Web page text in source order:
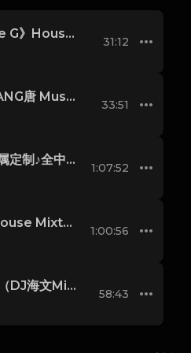
017 - SSS级 慢摇《Barbie G》House Lak
31:12
016 - SSS殿堂级《忧》TANG唐 Music World
33:51
Dj阿文_聚濠国际Dj若琳专属定制♪全中文ProgHouse串烧
1:07:52
Jack Wu Progerssive House Mixtape No. 4
1:00:56
HHBK柬埔寨Vina之旅V7（DJ海文Mix）
58:43